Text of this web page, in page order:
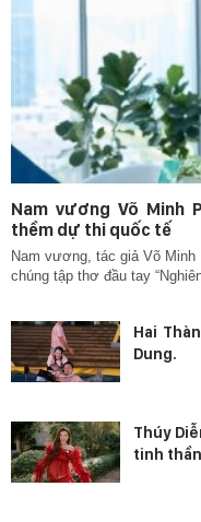
Nam vương Võ
thềm dự thi quốc tế
Nam vương, tác giả Võ
chúng tập thơ đầu tay
Hai
Dung.
Thúy
tinh